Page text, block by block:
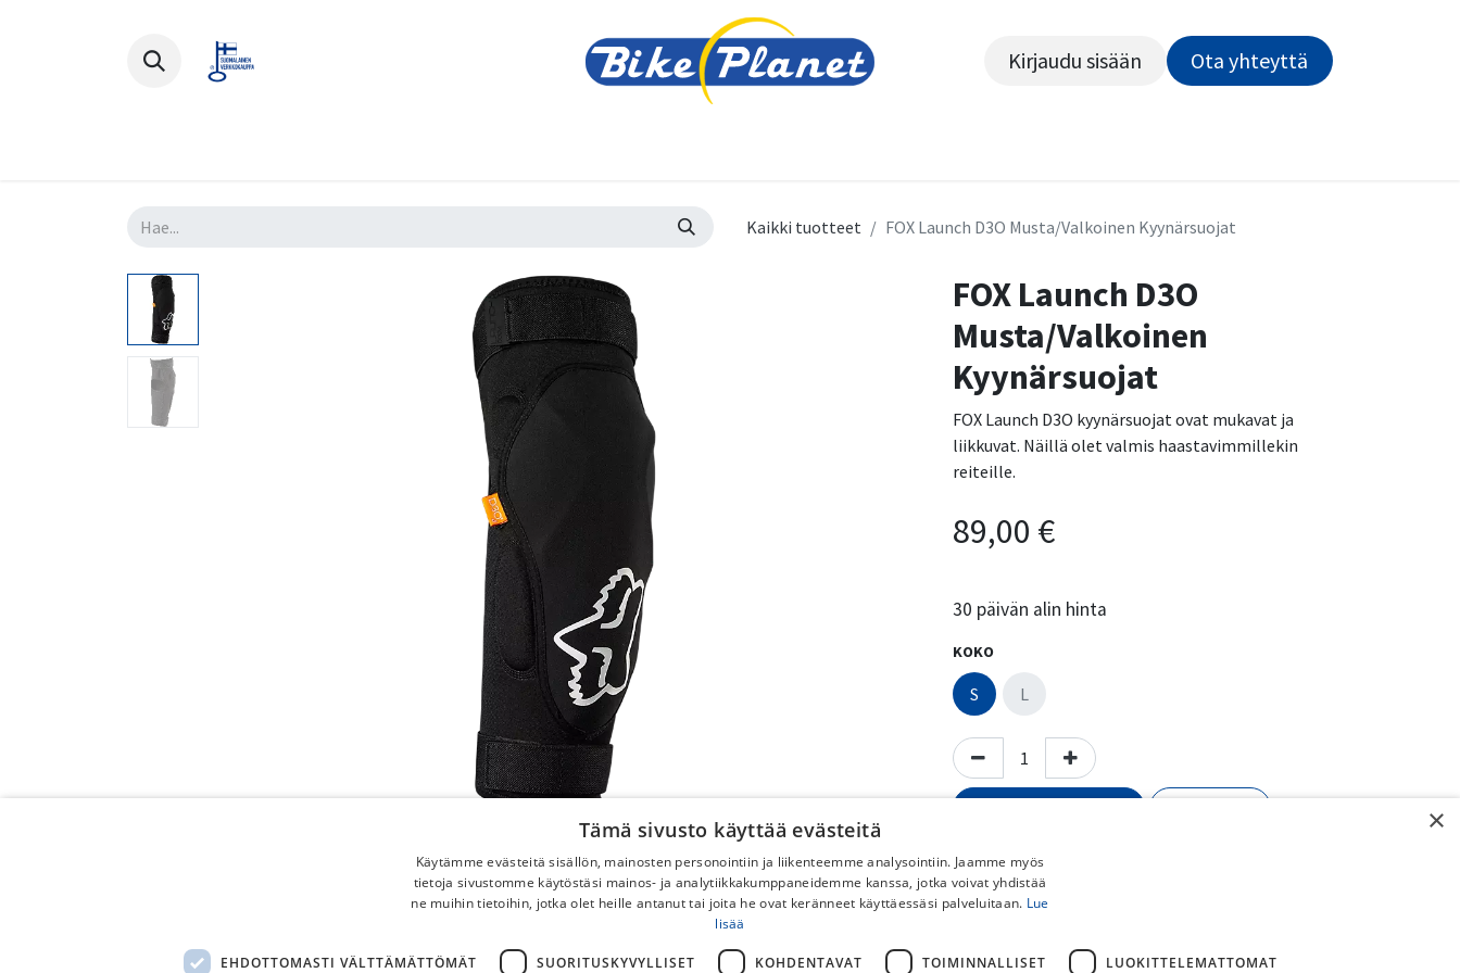
Kirjaudu sisään Ota yhteyttä​​​​​​
Kaikki tuotteet FOX Launch D3O Musta/Valkoinen Kyynärsuojat
FOX Launch D3O
Musta/Valkoinen
Kyynärsuojat
FOX Launch D3O kyynärsuojat ovat mukavat ja
liikkuvat. Näillä olet valmis haastavimmillekin
reiteille.
89,00 €
30 päivän alin hinta
KOKO
S L
Lisää toivelistalle
Vertaa
Valmistaja:FOX
×
Tämä sivusto käyttää evästeitä
Käytämme evästeitä sisällön, mainosten personointiin ja liikenteemme analysointiin. Jaamme myös
tietoja sivustomme käytöstäsi mainos- ja analytiikkakumppaneidemme kanssa, jotka voivat yhdistää
ne muihin tietoihin, jotka olet heille antanut tai joita he ovat keränneet käyttäessäsi palveluitaan. Lue
lisää
EHDOTTOMASTI VÄLTTÄMÄTTÖMÄT SUORITUSKYVYLLISET KOHDENTAVAT TOIMINNALLISET LUOKITTELEMATTOMAT